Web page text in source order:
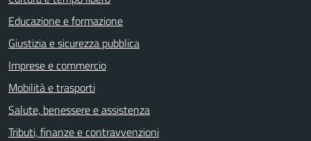
Educazione e formazione
Giustizia e sicurezza pubblica
Imprese e commercio
Mobilità e trasporti
Salute, benessere e assistenza
Tributi, finanze e contravvenzioni